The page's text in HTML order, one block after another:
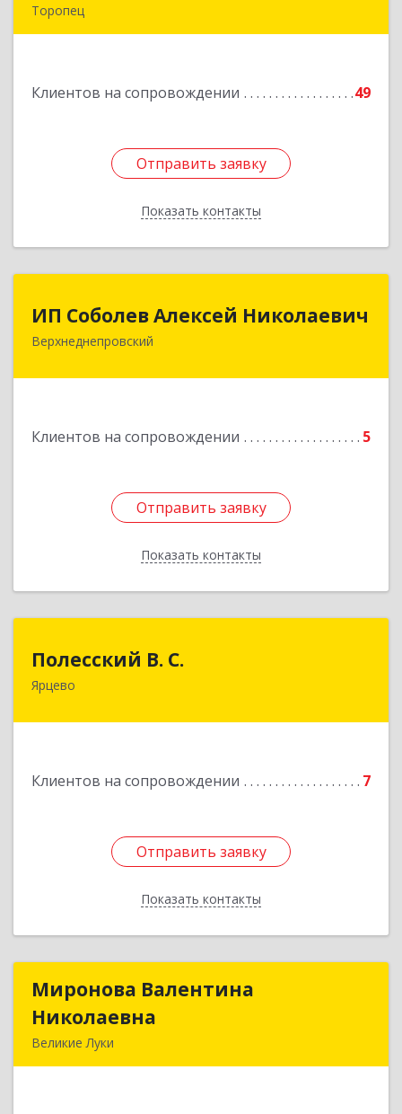
Торопец
Клиентов на сопровождении 49
Отправить заявку
Показать контакты
Подробнее
Отправить заявку
Назад
ИП Соболев Алексей Николаевич
Верхнеднепровский
Клиентов на сопровождении 5
Отправить заявку
Показать контакты
ИП Соболев Алексей Николаевич
Отправить заявку
Назад
Полесский В. С.
Ярцево
Клиентов на сопровождении 7
Отправить заявку
Показать контакты
Отправить заявку
Назад
Миронова Валентина
Николаевна
Великие Луки
Миронова Валентина